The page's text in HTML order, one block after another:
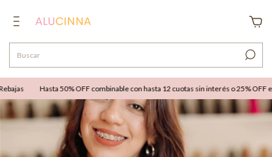
Hasta 50% OFF combinable con hasta 12 cuotas sin interés o 25% OFF